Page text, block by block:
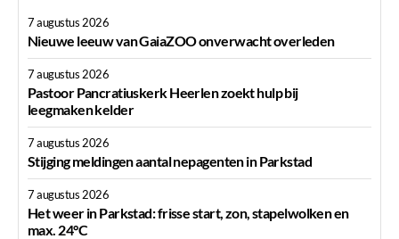
7 augustus 2026
Nieuwe leeuw van GaiaZOO onverwacht overleden
7 augustus 2026
Pastoor Pancratiuskerk Heerlen zoekt hulp bij
leegmaken kelder
7 augustus 2026
Stijging meldingen aantal nepagenten in Parkstad
7 augustus 2026
Het weer in Parkstad: frisse start, zon, stapelwolken en
max. 24°C